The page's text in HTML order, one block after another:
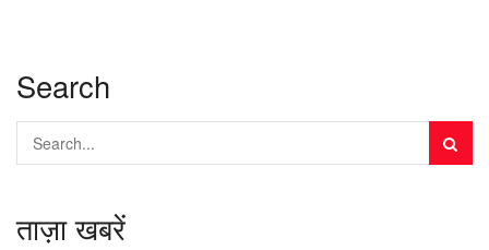
Search
ताज़ा खबरें